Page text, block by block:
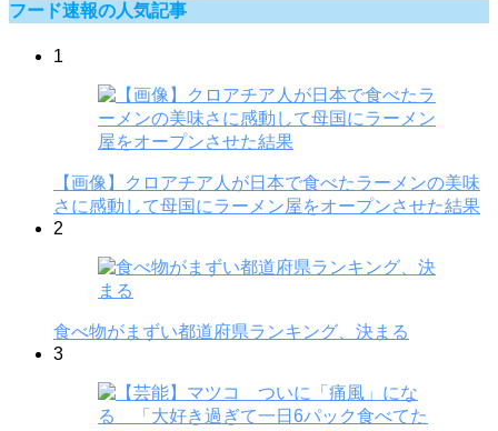
フード速報の人気記事
1
【画像】クロアチア人が日本で食べたラーメンの美味
さに感動して母国にラーメン屋をオープンさせた結果
2
食べ物がまずい都道府県ランキング、決まる
3